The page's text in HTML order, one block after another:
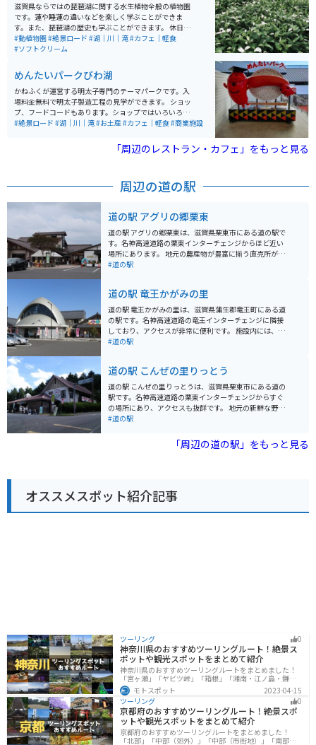
滋賀県ならではの琵琶湖に関する水生植物全般の植物園
です。蓮や睡蓮の違いなどを楽しく学ぶことができま
す。また、琵琶湖の歴史も学ぶことができます。 休日に
は市民による演奏会なども開催されており、恋人の聖地
にも認定されています。ゆるいお散歩デートにも最適な
#動植物園#絶景ロード #湖｜川｜滝#カフェ｜軽食
#ソフトクリーム
めんたいパークびわ湖
かねふくが運営する明太子専門のテーマパークです。入
場料金無料で明太子製造工程の見学ができます。 ショッ
プ、フードコードもあります。ショップではいろいろな
種類の明太子や明太子の加工品を購入することができま
#絶景ロード #湖｜川｜滝#お土産#カフェ｜軽食#商業施設
「周辺のレストラン・カフェ」をもっと見る
周辺の道の駅
道の駅 アグリの郷栗東
道の駅 アグリの郷栗東は、滋賀県栗東市にある道の駅で
す。名神高速道路の栗東インターチェンジからほど近い
場所にあります。 地元の農産物が豊富に揃う直売所が人
気で、新鮮な野菜や果物がお手頃価格で購入できます。
や、地元産の食材を使った軽食コーナーもあります。 バ
イクで訪れる場合、道の駅には広々とした駐車場が完備
されているので安心です。 ツーリングの休憩場所として
も最適です。 周辺には、日本庭園で有名な「水口歴史民
俗資料館」や、豊かな自然を楽しめる「金勝山」など、
#道の駅
道の駅 竜王かがみの里
道の駅 竜王かがみの里は、滋賀県蒲生郡竜王町にある道
の駅です。名神高速道路の竜王インターチェンジに隣接
しており、アクセスが非常に便利です。 施設内には、地
元の新鮮な農産物を販売する「かがみの里市場」や、近
などの揚げ物は人気です。 バイクで訪れる場合、道の駅
には広い駐車場が完備されているので安心です。また、
周辺には、琵琶湖や比叡山など、ツーリングに最適なス
ポットがたくさんあります。竜王かがみの里は、ツーリ
ングの休憩場所としても最適な場所と言えるでしょう。
す。お土産には、地元産の果物を使ったジャムやジュー
#道の駅
道の駅 こんぜの里りっとう
道の駅 こんぜの里りっとうは、滋賀県栗東市にある道の
駅です。名神高速道路の栗東インターチェンジからすぐ
の場所にあり、アクセスも抜群です。 地元の新鮮な野菜
や果物が並ぶ農産物直売所は、道の駅の人気スポットで
さい。レストランでは、近江牛を使った料理や地元の食
材を使った料理が楽しめます。 バイクで訪れる場合、道
県観光を楽しんでみてはいかがでしょうか。
#道の駅
「周辺の道の駅」をもっと見る
オススメスポット紹介記事
ツーリング 0
神奈川県のおすすめツーリングルート！絶景ス
ポットや観光スポットをまとめて紹介
神奈川県のおすすめツーリングルートをまとめました！
「宮ヶ瀬」「ヤビツ峠」「箱根」「湘南・江ノ島・鎌
倉」「三浦」「みなとみらい」の6つのルート紹介しま
す。自然豊かなスポット、歴史ある観光名所、都市部で
楽しめるツーリングスポットまで多数あります。バイク
で神奈川県にツーリングに行く際は参考にしてくださ
い。
モトスポット
2023-04-15
ツーリング
0
京都府のおすすめツーリングルート！絶景スポ
ットや観光スポットをまとめて紹介
京都府のおすすめツーリングルートをまとめました！
「北部」「中部（郊外）」「中部（市街地）」「南部」